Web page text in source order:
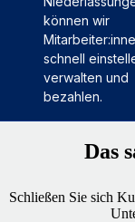
können wir
schnell
verwalten und
bezahlen.
Das
Schließen Sie sich